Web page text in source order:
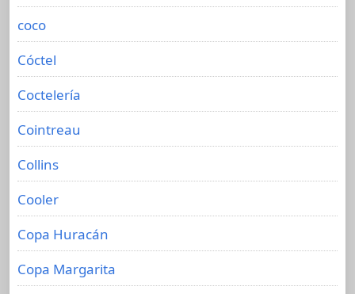
coco
Cóctel
Coctelería
Cointreau
Collins
Cooler
Copa Huracán
Copa Margarita